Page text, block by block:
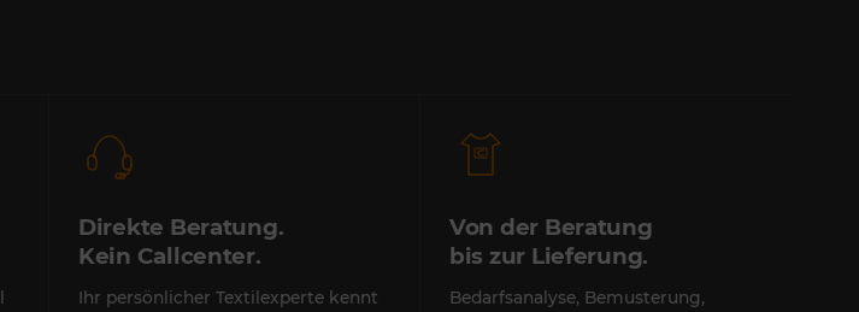
Direkte Beratung.
Kein Callcenter.
Ihr persönlicher Textilexperte kennt
Von der Beratung
bis zur Lieferung.
Bedarfsanalyse, Bemusterung,